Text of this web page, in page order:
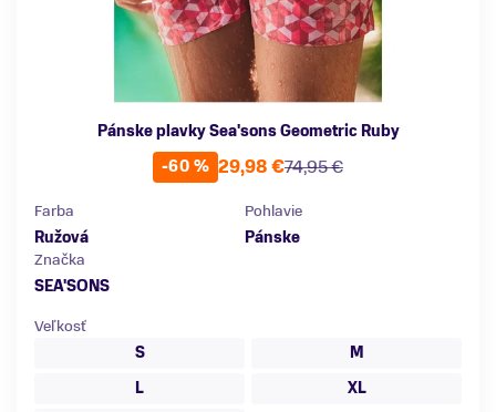
Pánske plavky Sea'sons Geometric Ruby
-60 %
74,95 €
29,98 €
Farba
Ružová
Pohlavie
Pánske
Značka
SEA'SONS
Veľkosť
S
M
L
XL